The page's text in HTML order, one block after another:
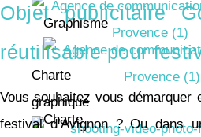
Charte
graphique
Graphisme
Charte
Objet publicitaire
réutilisable pour
Vous souhaitez vous démarquer
festival d’Avignon ? Ou dans